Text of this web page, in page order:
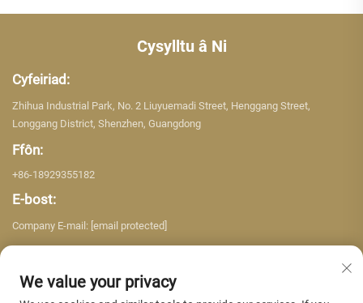
Cysylltu â Ni
Cyfeiriad:
Zhihua Industrial Park, No. 2 Liuyuemadi Street, Henggang Street,
Longgang District, Shenzhen, Guangdong
Ffôn:
+86-18929355182
E-bost:
Company E-mail: [email protected]
We value your privacy